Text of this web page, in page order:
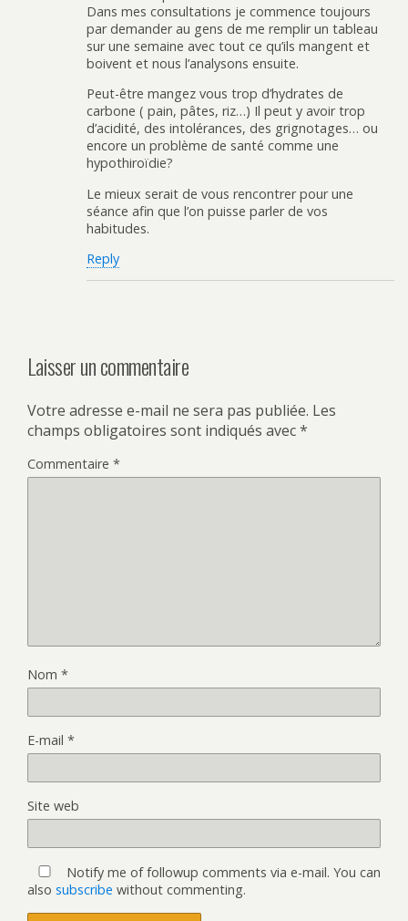
Dans mes consultations je commence toujours
par demander au gens de me remplir un tableau
sur une semaine avec tout ce qu’ils mangent et
boivent et nous l’analysons ensuite.
Peut-être mangez vous trop d’hydrates de
carbone ( pain, pâtes, riz…) Il peut y avoir trop
d’acidité, des intolérances, des grignotages… ou
encore un problème de santé comme une
hypothiroïdie?
Le mieux serait de vous rencontrer pour une
séance afin que l’on puisse parler de vos
habitudes.
Reply
Laisser un commentaire
Votre adresse e-mail ne sera pas publiée. Les
champs obligatoires sont indiqués avec*
Commentaire *
Nom *
E-mail *
Site web
Notify me of followup comments via e-mail. You can
also subscribe without commenting.